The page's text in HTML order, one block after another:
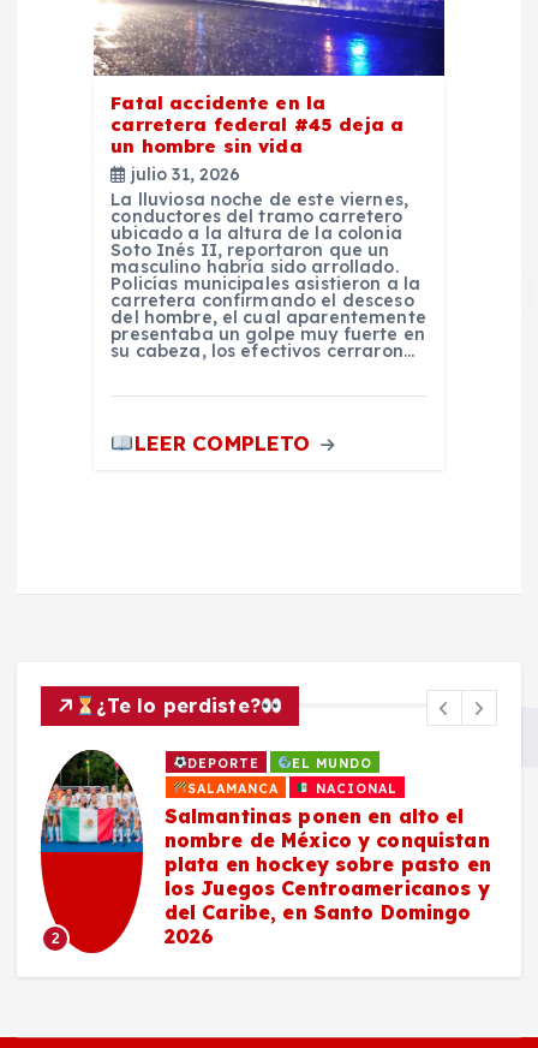
Fatal accidente en la
carretera federal #45 deja a
un hombre sin vida
julio 31, 2026
La lluviosa noche de este viernes,
conductores del tramo carretero
ubicado a la altura de la colonia
Soto Inés II, reportaron que un
masculino habría sido arrollado.
Policías municipales asistieron a la
carretera confirmando el desceso
del hombre, el cual aparentemente
presentaba un golpe muy fuerte en
su cabeza, los efectivos cerraron…
LEER COMPLETO
¿Te lo perdiste?
2
DEPORTE
EL MUNDO
SALAMANCA
NACIONAL
Salmantinas ponen en alto el
nombre de México y conquistan
plata en hockey sobre pasto en
los Juegos Centroamericanos y
del Caribe, en Santo Domingo
2026